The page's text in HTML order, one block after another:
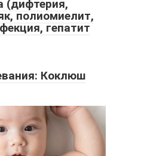
(дифтерия,
полиомиелит,
гепатит
Коклюш